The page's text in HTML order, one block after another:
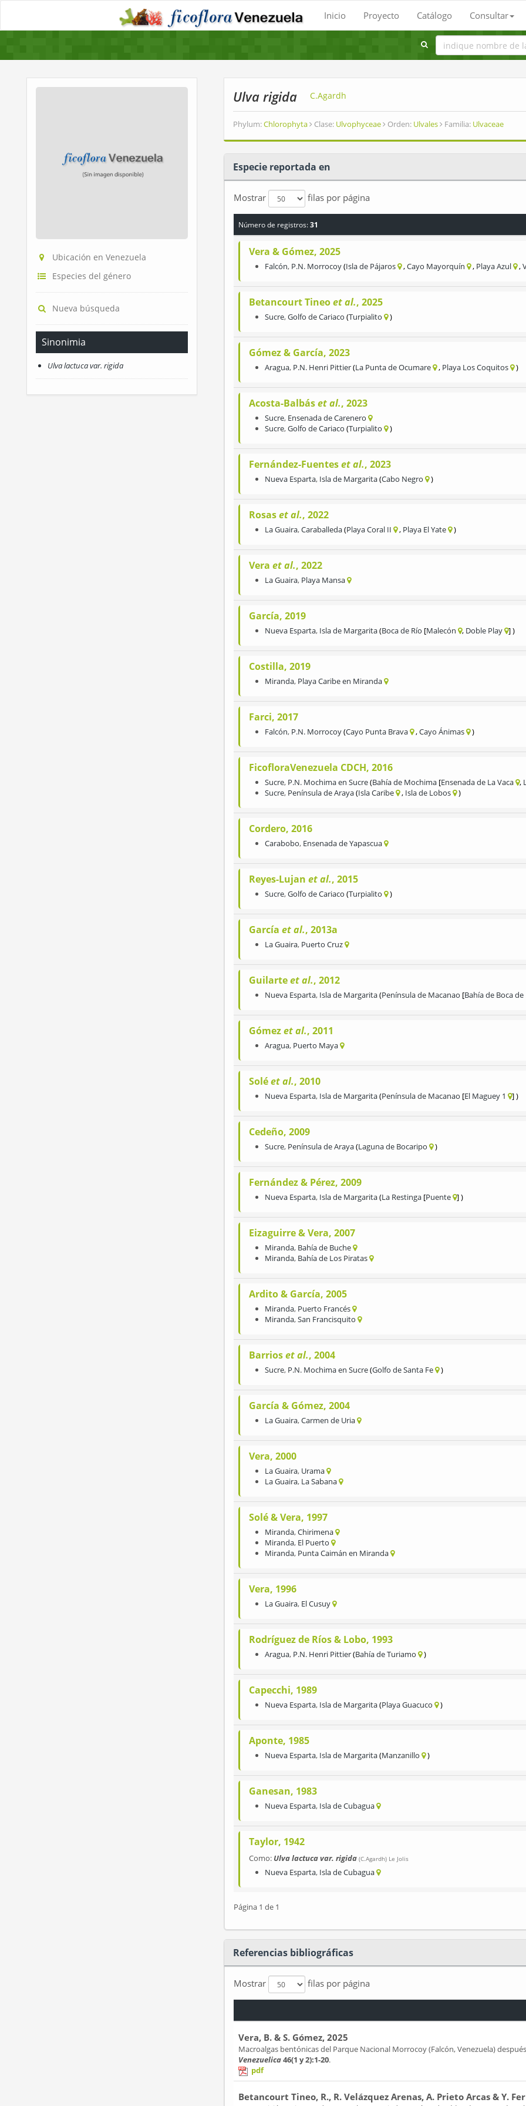
Inicio Proyecto Catálogo Consultar
Ubicación en Venezuela
Especies del género
Nueva búsqueda
Sinonimia
Ulva lactuca var. rigida
Ulva rigida C.Agardh
Phylum:Chlorophyta Clase: Ulvophyceae Orden: Ulvales Familia: Ulvaceae
Especie reportada en
Mostrar filas por página
Número de registros:31
Vera & Gómez, 2025
Falcón, P.N. Morrocoy Isla de Pájaros Cayo Mayorquín Playa Azul
Betancourt Tineoet al., 2025
Sucre,Golfo de Cariaco Turpialito
Gómez & García, 2023
Aragua, P.N. Henri Pittier La Punta de Ocumare Playa Los Coquitos
Acosta-Balbáset al., 2023
Sucre, Ensenada de Carenero
Sucre,Golfo de Cariaco Turpialito
Fernández-Fuenteset al., 2023
Nueva Esparta, Isla de Margarita Cabo Negro
Rosaset al., 2022
La Guaira,Caraballeda Playa Coral II Playa El Yate
Vera et al., 2022
La Guaira, Playa Mansa
García, 2019
Nueva Esparta, Isla de Margarita Boca de Río Malecón Doble Play
Costilla, 2019
Miranda, Playa Caribe en Miranda
Farci, 2017
Falcón, P.N. Morrocoy Cayo Punta Brava Cayo Ánimas
FicofloraVenezuela CDCH, 2016
Sucre, P.N. Mochima en Sucre Bahía de Mochima Ensenada de La Vaca
Sucre, Península de Araya Isla Caribe Isla de Lobos
Cordero, 2016
Carabobo, Ensenada de Yapascua
Reyes-Lujan et al., 2015
Sucre,Golfo de Cariaco Turpialito
García et al., 2013a
La Guaira, Puerto Cruz
Guilarteet al., 2012
Nueva Esparta, Isla de Margarita Península de Macanao Bahía de Boca de
Gómezet al., 2011
Aragua, Puerto Maya
Soléet al., 2010
Nueva Esparta, Isla de Margarita Península de Macanao El Maguey 1
Cedeño, 2009
Sucre, Península de Araya Laguna de Bocaripo
Fernández & Pérez, 2009
Nueva Esparta, Isla de Margarita La Restinga Puente
Eizaguirre & Vera, 2007
Miranda, Bahía de Buche
Miranda, Bahía de Los Piratas
Ardito & García, 2005
Miranda, Puerto Francés
Miranda,San Francisquito
Barrioset al., 2004
Sucre, P.N. Mochima en Sucre Golfo de Santa Fe
García & Gómez, 2004
La Guaira,Carmen de Uria
Vera, 2000
La Guaira, Urama
La Guaira, La Sabana
Solé & Vera, 1997
Miranda,Chirimena
Miranda, El Puerto
Miranda, Punta Caimán en Miranda
Vera, 1996
La Guaira, El Cusuy
Rodríguez de Ríos & Lobo, 1993
Aragua, P.N. Henri Pittier Bahía de Turiamo
Capecchi, 1989
Nueva Esparta, Isla de Margarita Playa Guacuco
Aponte, 1985
Nueva Esparta, Isla de Margarita Manzanillo
Ganesan, 1983
Nueva Esparta, Isla de Cubagua
Taylor, 1942
Como: Ulva lactuca var. rigida (C.Agardh) Le Jolis
Nueva Esparta, Isla de Cubagua
Página 1 de 1
Referencias bibliográficas
Mostrar filas por página
Vera, B. & S. Gómez, 2025
Macroalgas bentónicas del Parque Nacional Morrocoy (Falcón, Venezuela)
Venezuelica46(1 y 2):1-20.
pdf
Betancourt Tineo, R., R. Velázquez Arenas, A. Prieto Arcas & Y.